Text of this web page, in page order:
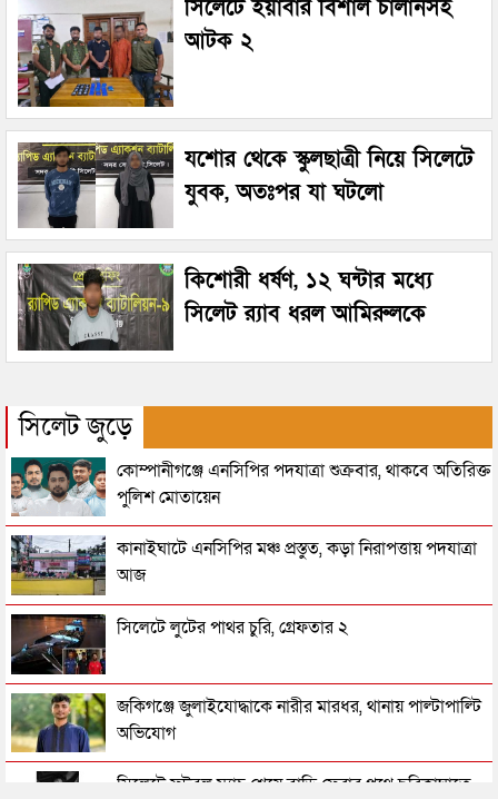
সিলেটে ইয়াবার বিশাল চালানসহ
আটক ২
যশোর থেকে স্কুলছাত্রী নিয়ে সিলেটে
যুবক, অতঃপর যা ঘটলো
কিশোরী ধর্ষণ, ১২ ঘন্টার মধ্যে
সিলেট র‌্যাব ধরল আমিরুলকে
সিলেট জুড়ে
কোম্পানীগঞ্জে এনসিপির পদযাত্রা শুক্রবার, থাকবে অতিরিক্ত
পুলিশ মোতায়েন
কানাইঘাটে এনসিপির মঞ্চ প্রস্তুত, কড়া নিরাপত্তায় পদযাত্রা
আজ
সিলেটে লুটের পাথর চুরি, গ্রেফতার ২
জকিগঞ্জে জুলাইযোদ্ধাকে নারীর মারধর, থানায় পাল্টাপাল্টি
অভিযোগ
সিলেটে ফুটবল ম্যাচ শেষে বাড়ি ফেরার পথে ছুরিকাঘাতে